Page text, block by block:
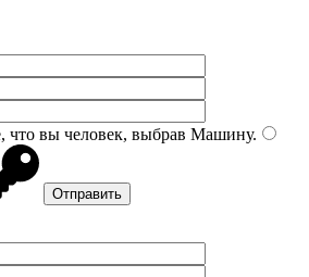
что вы человек, выбрав Машину.